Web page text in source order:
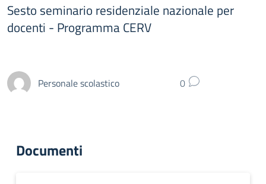
Sesto seminario residenziale nazionale per
docenti - Programma CERV
Personale scolastico 0
Documenti